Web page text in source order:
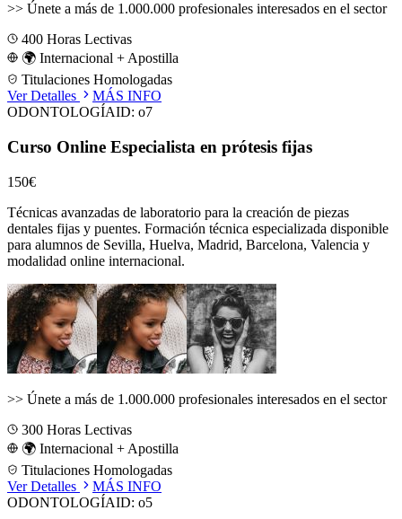
>> Únete a más de 1.000.000 profesionales interesados en el sector
400 Horas Lectivas
🌍 Internacional + Apostilla
Titulaciones Homologadas
Ver Detalles
MÁS INFO
ODONTOLOGÍAID: o7
Curso Online Especialista en prótesis fijas
150€
Técnicas avanzadas de laboratorio para la creación de piezas
dentales fijas y puentes. Formación técnica especializada disponible
para alumnos de Sevilla, Huelva, Madrid, Barcelona, Valencia y
modalidad online internacional.
>> Únete a más de 1.000.000 profesionales interesados en el sector
300 Horas Lectivas
🌍 Internacional + Apostilla
Titulaciones Homologadas
Ver Detalles
MÁS INFO
ODONTOLOGÍAID: o5